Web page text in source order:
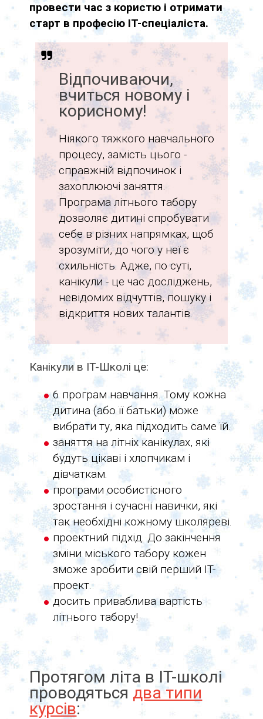
провести час з користю і отримати
старт в професію IT-спеціаліста.
Відпочиваючи,
вчиться новому і
корисному!
Ніякого тяжкого навчального
процесу, замість цього -
справжній відпочинок і
захоплюючі заняття.
Програма літнього табору
дозволяє дитині спробувати
себе в різних напрямках, щоб
зрозуміти, до чого у неї є
схильність. Адже, по суті,
канікули - це час досліджень,
невідомих відчуттів, пошуку і
відкриття нових талантів.
Канікули в IT-Школі це:
6 програм навчання. Тому кожна
дитина (або її батьки) може
вибрати ту, яка підходить саме їй.
заняття на літніх канікулах, які
будуть цікаві і хлопчикам і
дівчаткам.
програми особистісного
зростання і сучасні навички, які
так необхідні кожному школяреві.
проектний підхід. До закінчення
зміни міського табору кожен
зможе зробити свій перший IT-
проект.
досить приваблива вартість
літнього табору!
Протягом літа в IT-школі
проводяться два типи
курсів: